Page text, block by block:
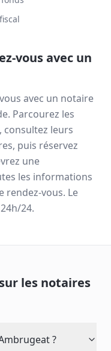
vous avec un
avec un notaire
Parcourez les
consultez leurs
puis réservez
une
les informations
rendez-vous. Le
24.
les notaires
?